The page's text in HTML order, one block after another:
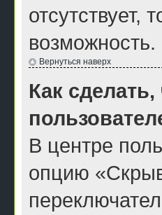
отсутствует,
возможность.
Вернуться наверх
Как
В центре
опцию